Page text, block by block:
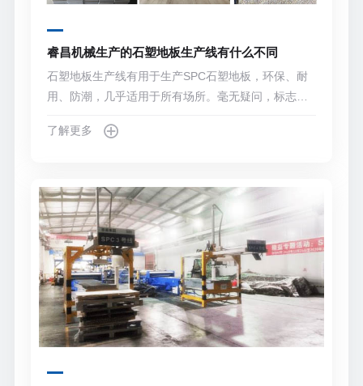
睿昌机械生产的石塑地板生产线有什么不同
石塑地板生产线有用于生产SPC石塑地板，环保、耐
用、防潮，几乎适用于所有场所。毫无疑问，标志性
引领行业发展到今天。 SPC地板也很畅销，尤其是在
需要低维护，并且其超薄结构可以承受任何东西。其
分层结构使其能够为高流量的商业空间提供重型性
能。
了解更多